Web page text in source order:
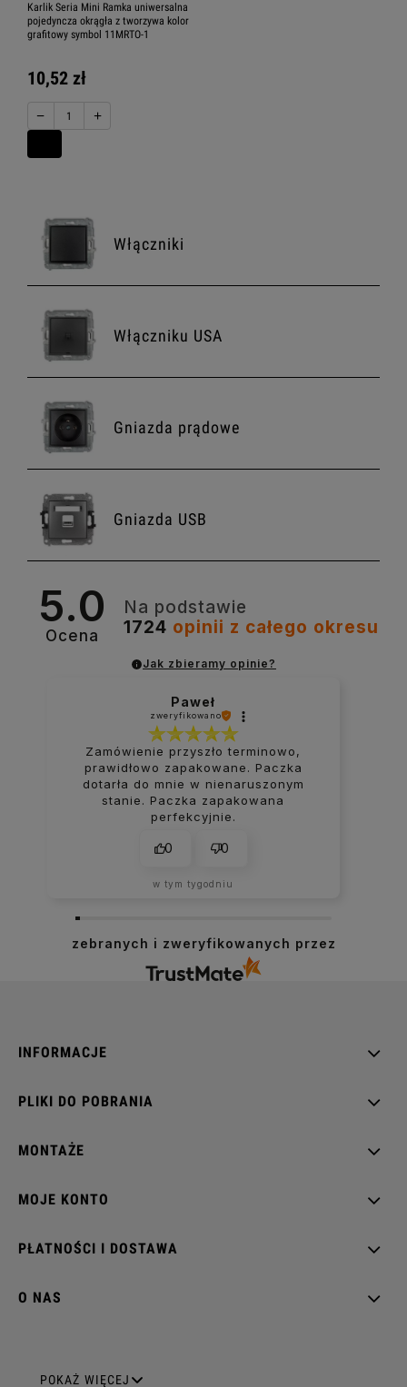
Karlik Seria Mini Ramka uniwersalna
pojedyncza okrągła z tworzywa kolor
grafitowy symbol 11MRTO-1
10,52 zł
− +
Włączniki
Włączniku USA
Gniazda prądowe
Gniazda USB
Gniazda antenowe
Gniazda multimedialne
Moduly elektroniczne
Ramki
5.0
Ocena
Na podstawie
1724 opinii z całego okresu
Jak zbieramy opinie?
Paweł
zweryfikowano
Zamówienie przyszło terminowo,
prawidłowo zapakowane. Paczka
dotarła do mnie w nienaruszonym
stanie. Paczka zapakowana
perfekcyjnie.
0 0
w tym tygodniu
zebranych i zweryfikowanych przez
INFORMACJE
PLIKI DO POBRANIA
MONTAŻE
MOJE KONTO
PŁATNOŚCI I DOSTAWA
O NAS
GNIAZDA ELEKTRYCZNE
POKAŻ WIĘCEJ